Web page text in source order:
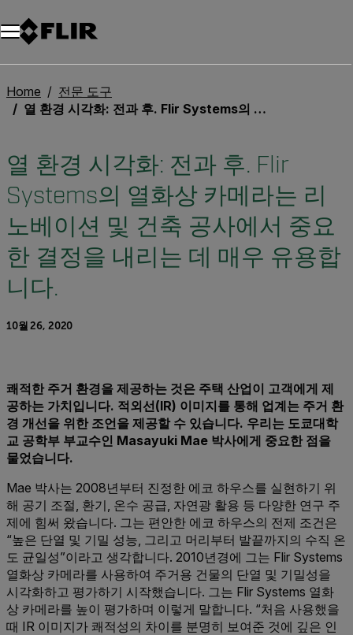
Home
전문 도구
열 환경 시각화: 전과 후. Flir Systems의 열화상 카메라는 리노베이션 및 건축 공사에서 중요한 결정을 내리는 데 매우 유용합니다.
열 환경 시각화: 전과 후. Flir
Systems의 열화상 카메라는 리
노베이션 및 건축 공사에서 중요
한 결정을 내리는 데 매우 유용합
니다.
10월 26, 2020
쾌적한 주거 환경을 제공하는 것은 주택 산업이 고객에게 제
공하는 가치입니다. 적외선(IR) 이미지를 통해 업계는 주거 환
경 개선을 위한 조언을 제공할 수 있습니다. 우리는 도쿄대학
교 공학부 부교수인 Masayuki Mae 박사에게 중요한 점을
물었습니다.
Mae 박사는 2008년부터 진정한 에코 하우스를 실현하기 위
해 공기 조절, 환기, 온수 공급, 자연광 활용 등 다양한 연구 주
제에 힘써 왔습니다. 그는 편안한 에코 하우스의 전제 조건은
“높은 단열 및 기밀 성능, 그리고 머리부터 발끝까지의 수직 온
도 균일성”이라고 생각합니다. 2010년경에 그는 Flir Systems
열화상 카메라를 사용하여 주거용 건물의 단열 및 기밀성을
시각화하고 평가하기 시작했습니다. 그는 Flir Systems 열화
상 카메라를 높이 평가하며 이렇게 말합니다. “처음 사용했을
때 IR 이미지가 쾌적성의 차이를 분명히 보여준 것에 깊은 인